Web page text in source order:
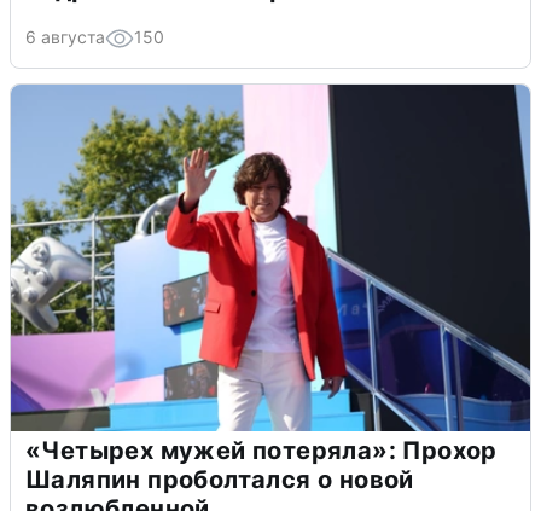
6 августа 150
«Четырех мужей потеряла»: Прохор
Шаляпин проболтался о новой